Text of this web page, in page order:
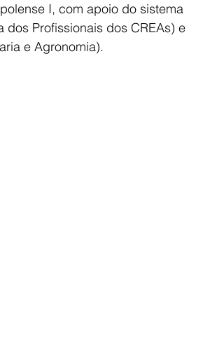
I, com apoio do sistema
dos Profissionais dos CREAs) e
e Agronomia).